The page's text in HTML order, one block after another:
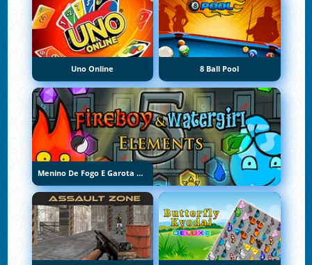
Uno Online 8 Ball Pool
Menino De Fogo E Garota De Água 5: Elementos